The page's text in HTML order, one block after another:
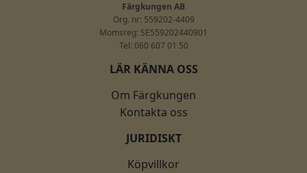
Färgkungen AB
Org. nr: 559202-4409
Momsreg: SE559202440901
Tel: 060 607 01 50
LÄR KÄNNA OSS
Om Färgkungen
Kontakta oss
JURIDISKT
Köpvillkor